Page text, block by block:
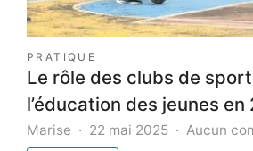
PRATIQUE
Le rôle des clubs de
l’éducation des jeunes en
Marise 22 mai 2025 Aucun